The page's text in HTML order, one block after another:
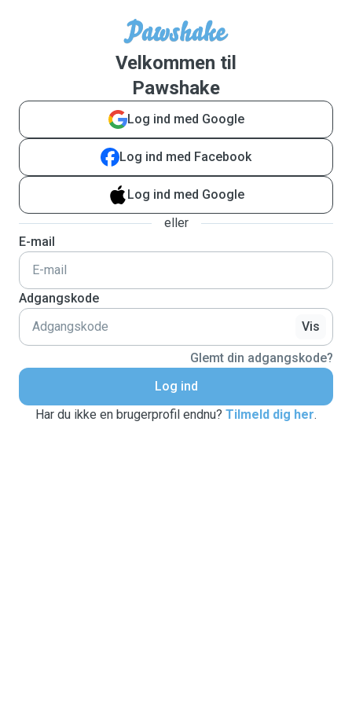
Velkommen til
Pawshake
Log ind med Google
Log ind med Facebook
Log ind med Google
eller
E-mail
Adgangskode
Vis
Glemt din adgangskode?
Log ind
Har du ikke en brugerprofil endnu? Tilmeld dig her.